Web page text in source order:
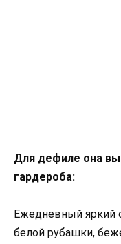
Для дефиле она
гардероба:
Ежедневный яркий
белой рубашки,